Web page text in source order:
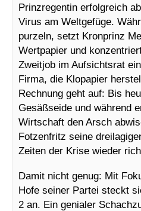
Prinzregentin erfolgreich
Virus am Weltgefüge.
purzeln, setzt Kronprinz
Wertpapier und
Zweitjob im Aufsichtsrat
Firma, die Klopapier
Rechnung geht auf: Bis
Gesäßseide und während
Wirtschaft den Arsch
Fotzenfritz seine
Zeiten der Krise wieder
Damit nicht genug: Mit
Hofe seiner Partei steckt
2 an. Ein genialer